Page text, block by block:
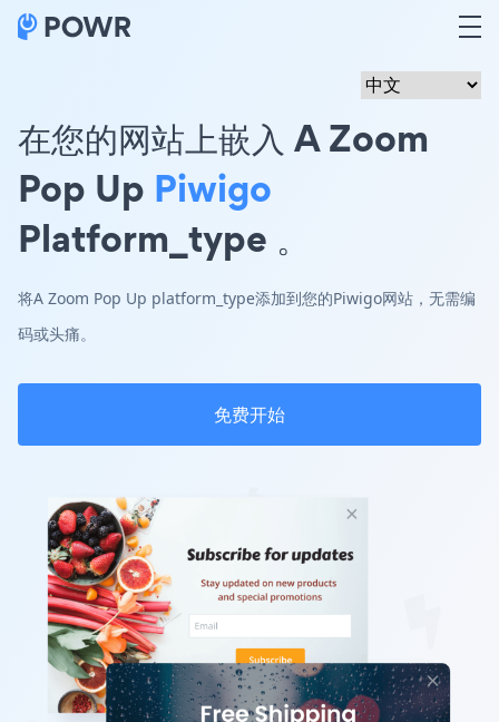
在您的网站上嵌入 A Zoom
Pop Up Piwigo
Platform_type 。
将A Zoom Pop Up platform_type添加到您的Piwigo网站，无需编
码或头痛。
免费开始